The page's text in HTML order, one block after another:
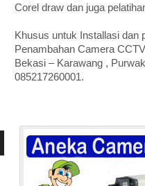
Corel draw dan juga
Khusus untuk Installasi dan
Penambahan Camera
Bekasi – Karawang ,
085217260001.